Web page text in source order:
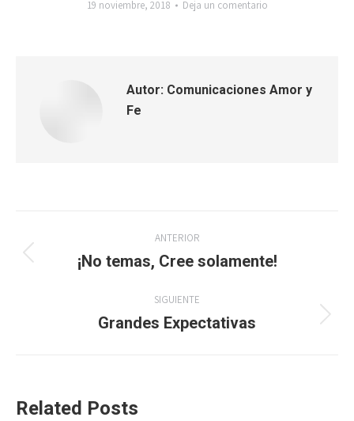
19 noviembre, 2018
Deja un comentario
Autor: Comunicaciones Amor y
Fe
Navegación
entre
publicaciones
ANTERIOR
Publicación
¡No temas, Cree solamente!
SIGUIENTE
Publicación
Grandes Expectativas
Related Posts